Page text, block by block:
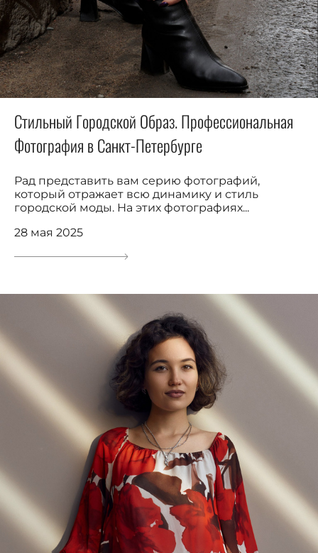
Стильный Городской Образ. Профессиональная
Фотография в Санкт-Петербурге
Рад представить вам серию фотографий,
который отражает всю динамику и стиль
городской моды. На этих фотографиях...
28 мая 2025